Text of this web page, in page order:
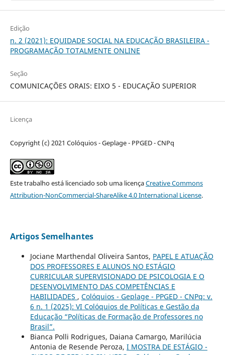
Edição
n. 2 (2021): EQUIDADE SOCIAL NA EDUCAÇÃO BRASILEIRA -
PROGRAMAÇÃO TOTALMENTE ONLINE
Seção
COMUNICAÇÕES ORAIS: EIXO 5 - EDUCAÇÃO SUPERIOR
Licença
Copyright (c) 2021 Colóquios - Geplage - PPGED - CNPq
Este trabalho está licenciado sob uma licençaCreative Commons
Attribution-NonCommercial-ShareAlike 4.0 International License.
Artigos Semelhantes
Jociane Marthendal Oliveira Santos, PAPEL E ATUAÇÃO
DOS PROFESSORES E ALUNOS NO ESTÁGIO
CURRICULAR SUPERVISIONADO DE PSICOLOGIA E O
DESENVOLVIMENTO DAS COMPETÊNCIAS E
HABILIDADES , Colóquios - Geplage - PPGED - CNPq: v.
6 n. 1 (2025): VI Colóquios de Políticas e Gestão da
Educação “Políticas de Formação de Professores no
Brasil”.
Bianca Polli Rodrigues, Daiana Camargo, Marilúcia
Antonia de Resende Peroza, I MOSTRA DE ESTÁGIO -